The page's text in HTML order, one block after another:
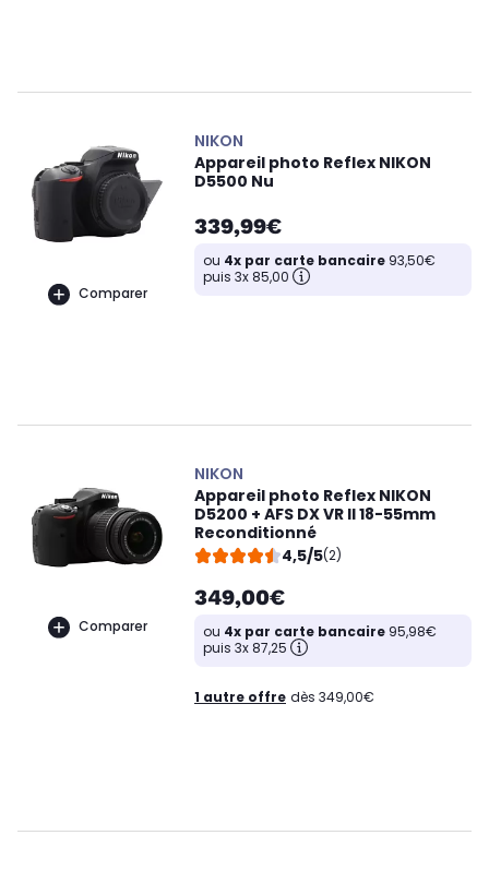
Comparer
NIKON
Appareil photo Reflex NIKON
D5500 Nu
339,99€
ou 4x par carte bancaire 93,50€
puis 3x 85,00
Comparer
NIKON
Appareil photo Reflex NIKON
D5200 + AFS DX VR II 18-55mm
Reconditionné
4,5/5(2)
349,00€
ou 4x par carte bancaire 95,98€
puis 3x 87,25
1 autre offre dès 349,00€